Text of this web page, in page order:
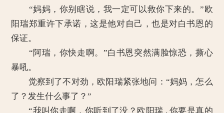
“妈妈，你别瞎说，我一定可以救你下来的。”欧
阳瑞郑重许下承诺，这是他对自己，也是对白书恩的
保证。
“阿瑞，你快走啊。”白书恩突然满脸惊恐，撕心
暴吼。
觉察到了不对劲，欧阳瑞紧张地问：“妈妈，怎么
了？发生什么事了？”
“我叫你走啊，你听到了没？欧阳瑞 , 你要是真的